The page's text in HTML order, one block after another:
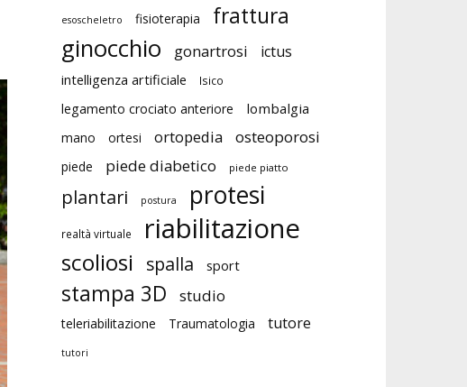
esoscheletro fisioterapia frattura
ginocchio gonartrosi ictus
intelligenza artificiale Isico
legamento crociato anteriore lombalgia
mano ortesi ortopedia osteoporosi
piede piede diabetico piede piatto
plantari postura protesi
realtà virtuale riabilitazione
scoliosi spalla sport
stampa 3D studio
teleriabilitazione Traumatologia tutore
tutori